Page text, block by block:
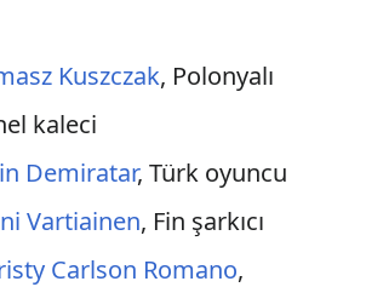
Kuszczak, Polonyalı
kaleci
Demiratar, Türk oyuncu
Vartiainen, Fin şarkıcı
Carlson Romano,